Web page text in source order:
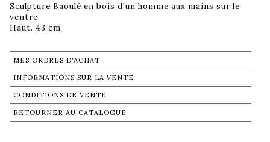
Sculpture Baoulé en bois d'un homme aux mains sur le
ventre
Haut. 43 cm
MES ORDRES D'ACHAT
INFORMATIONS SUR LA VENTE
CONDITIONS DE VENTE
RETOURNER AU CATALOGUE